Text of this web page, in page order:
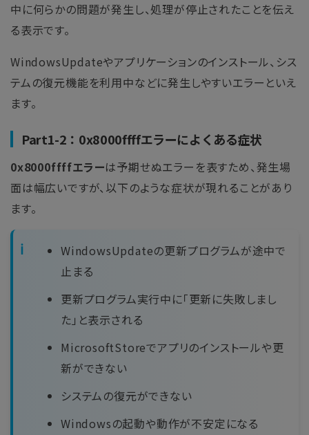
中に何らかの問題が発生し、処理が停止されたことを伝え
る表示です。
WindowsUpdateやアプリケーションのインストール、シス
テムの復元機能を利用中などに発生しやすいエラーといえ
ます。
Part1-2：0x8000ffffエラーによくある症状
0x8000ffffエラーは予期せぬエラーを表すため、発生場
面は幅広いですが、以下のような症状が現れることがあり
ます。
WindowsUpdateの更新プログラムが途中で
止まる
更新プログラム実行中に「更新に失敗しまし
た」と表示される
MicrosoftStoreでアプリのインストールや更
新ができない
システムの復元ができない
Windowsの起動や動作が不安定になる